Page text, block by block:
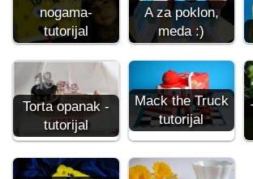
nogama-
tutorijal
A za poklon,
meda :)
Torta opanak -
tutorijal
Mack the Truck
tutorijal